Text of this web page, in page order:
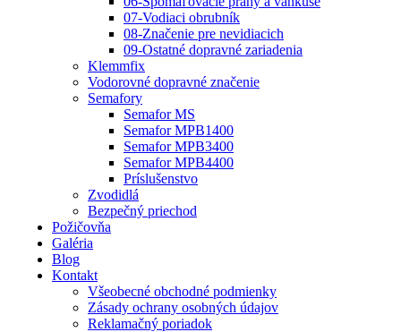
07-Vodiaci obrubník
08-Značenie pre nevidiacich
09-Ostatné dopravné zariadenia
Klemmfix
Vodorovné dopravné značenie
Semafory
Semafor MS
Semafor MPB1400
Semafor MPB3400
Semafor MPB4400
Príslušenstvo
Zvodidlá
Bezpečný priechod
Požičovňa
Galéria
Blog
Kontakt
Všeobecné obchodné podmienky
Zásady ochrany osobných údajov
Reklamačný poriadok